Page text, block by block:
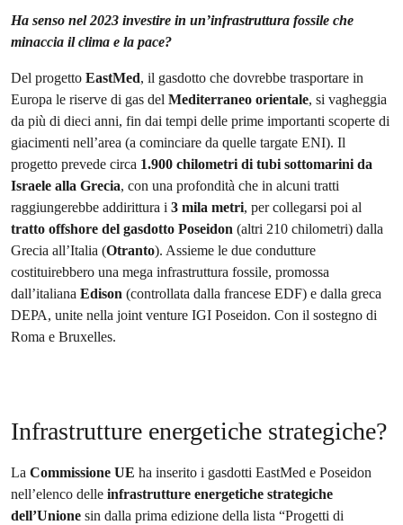
Ha senso nel 2023 investire in un’infrastruttura fossile che
minaccia il clima e la pace?
Del progetto EastMed, il gasdotto che dovrebbe trasportare in
Europa le riserve di gas del Mediterraneo orientale, si vagheggia
da più di dieci anni, fin dai tempi delle prime importanti scoperte di
giacimenti nell’area (a cominciare da quelle targate ENI). Il
progetto prevede circa 1.900 chilometri di tubi sottomarini da
Israele alla Grecia, con una profondità che in alcuni tratti
raggiungerebbe addirittura i 3 mila metri, per collegarsi poi al
tratto offshore del gasdotto Poseidon (altri 210 chilometri) dalla
Grecia all’Italia (Otranto). Assieme le due condutture
costituirebbero una mega infrastruttura fossile, promossa
dall’italiana Edison (controllata dalla francese EDF) e dalla greca
DEPA, unite nella joint venture IGI Poseidon. Con il sostegno di
Roma e Bruxelles.
Infrastrutture energetiche strategiche?
La Commissione UE ha inserito i gasdotti EastMed e Poseidon
nell’elenco delle infrastrutture energetiche strategiche
dell’Unione sin dalla prima edizione della lista “Progetti di